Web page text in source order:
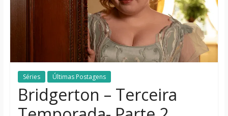
notícias
Séries Últimas Postagens
Bridgerton – Terceira